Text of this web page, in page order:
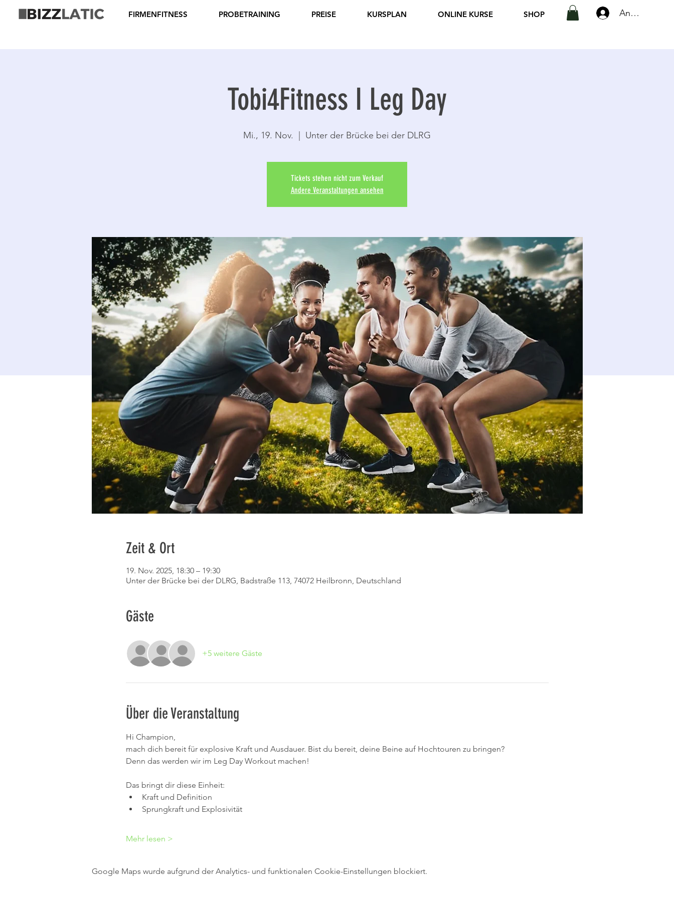
FIRMENFITNESS PROBETRAINING PREISE KURSPLAN ONLINE KURSE SHOP Anmelden
Tobi4Fitness I Leg Day
Mi., 19. Nov. Unter der Brücke bei der DLRG
Tickets stehen nicht zum Verkauf
Andere Veranstaltungen ansehen
Zeit & Ort
19. Nov. 2025, 18:30 – 19:30
Unter der Brücke bei der DLRG, Badstraße 113, 74072 Heilbronn, Deutschland
Gäste
+5 weitere Gäste
Über die Veranstaltung
Hi Champion,
mach dich bereit für explosive Kraft und Ausdauer. Bist du bereit, deine Beine auf Hochtouren zu bringen?
Denn das werden wir im Leg Day Workout machen!
Das bringt dir diese Einheit:
Kraft und Definition
Sprungkraft und Explosivität
Mehr lesen >
Google Maps wurde aufgrund der Analytics- und funktionalen Cookie-Einstellungen blockiert.